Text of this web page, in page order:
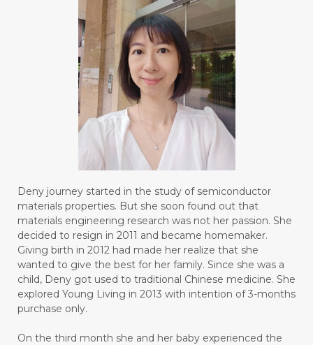
#BOREDOM
#BOSAN
#BOTOL
#BOTTLE
#BRAIN
#BRAIN FOG
#BRAIN POWER
#BRIGHTEN
#BROKEN
#BROWN
#BUAH
#BUILD
#BUKU
#BULAN
#BULAN HANTU
#BULANAN
#BUSINESS
#BUSTER
#CALM
#CALMING
#CANE #CAP
#CAPEK
#carasehatalami
#CAREER
#CARROT SEED
#CARVACROL
#CARVONE
#CEDARWOOD
#CEGAH
#CHANGE
#CHARCOAL BAR SOAP
Deny journey started in the study of semiconductor
materials properties. But she soon found out that
materials engineering research was not her passion. She
decided to resign in 2011 and became homemaker.
Giving birth in 2012 had made her realize that she
wanted to give the best for her family. Since she was a
child, Deny got used to traditional Chinese medicine. She
explored Young Living in 2013 with intention of 3-months
purchase only.
On the third month she and her baby experienced the